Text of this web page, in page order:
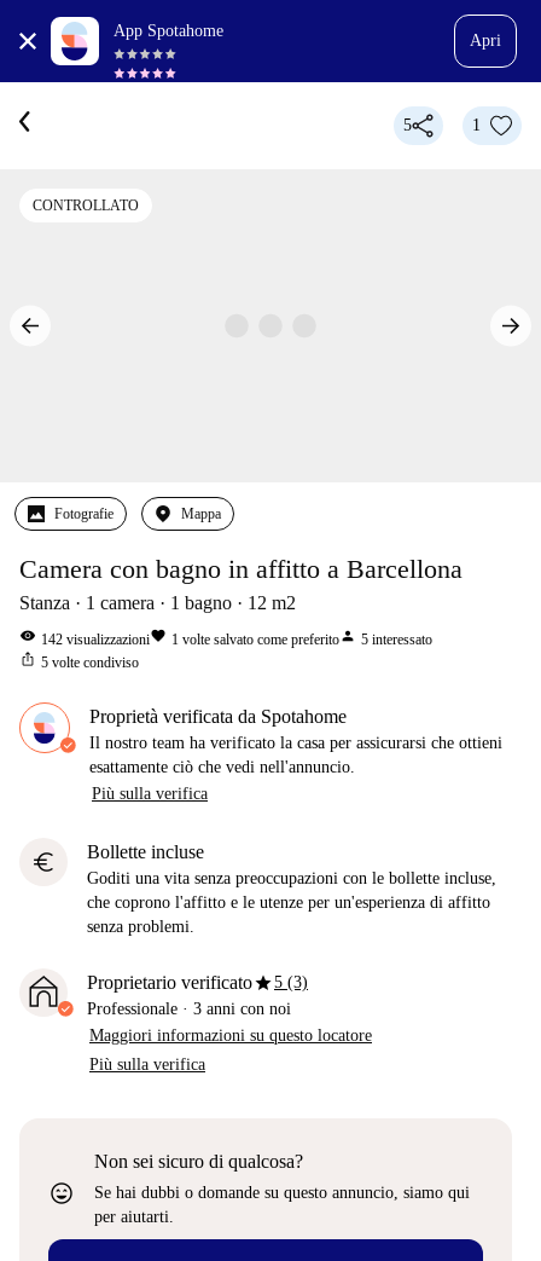
App Spotahome
Apri
5 1
CONTROLLATO
Fotografie Mappa
Camera con bagno in affitto a Barcellona
Stanza 1 camera 1 bagno 12 m2
visibility 142 visualizzazionifavorite 1 volte salvato come preferitoperson 5 interessato
ios_share 5 volte condiviso
Proprietà verificata da Spotahome
Il nostro team ha verificato la casa per assicurarsi che ottieni
esattamente ciò che vedi nell'annuncio.
Più sulla verifica
euro Bollette incluse
Goditi una vita senza preoccupazioni con le bollette incluse,
che coprono l'affitto e le utenze per un'esperienza di affitto
senza problemi.
Proprietario verificatostar5 (3)
Professionale · 3 anni con noi
Maggiori informazioni su questo locatore
Più sulla verifica
sentiment_very_satisfied
Non sei sicuro di qualcosa?
Se hai dubbi o domande su questo annuncio, siamo qui
per aiutarti.